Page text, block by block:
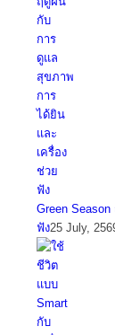
Green
ฟัง25 July,